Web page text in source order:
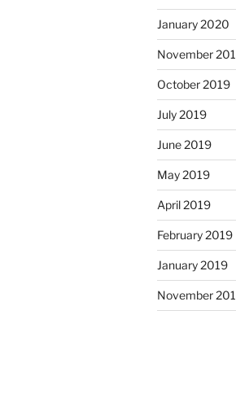
January 2020
November
October 2019
July 2019
June 2019
May 2019
April 2019
February 2019
January 2019
November